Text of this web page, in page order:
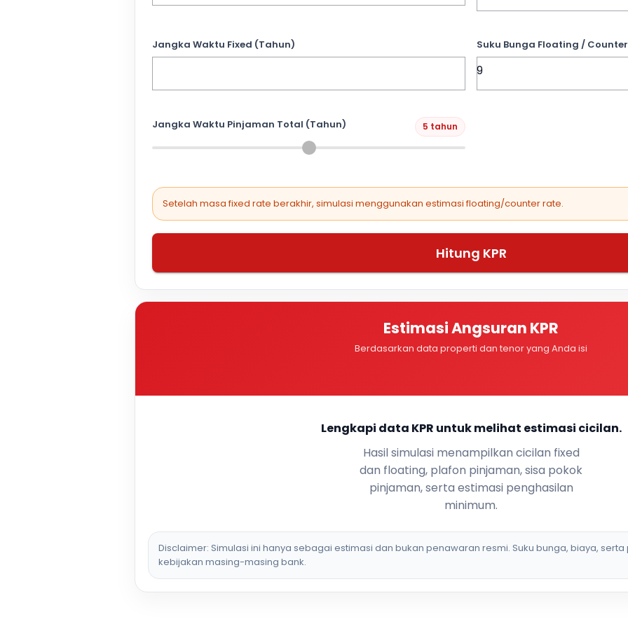
Jangka Waktu Fixed (Tahun) Suku Bunga Floating /
Jangka Waktu Pinjaman Total (Tahun) 5 tahun
Setelah masa fixed rate berakhir, simulasi menggunakan estimasi floating/counter rate.
Hitung KPR
Estimasi Angsuran KPR
Berdasarkan data properti dan tenor yang Anda isi
Lengkapi data KPR untuk melihat estimasi cicilan.
Hasil simulasi menampilkan cicilan fixed
dan floating, plafon pinjaman, sisa pokok
pinjaman, serta estimasi penghasilan
minimum.
Disclaimer: Simulasi ini hanya sebagai estimasi dan bukan penawaran resmi. Suku bunga, biaya,
kebijakan masing-masing bank.